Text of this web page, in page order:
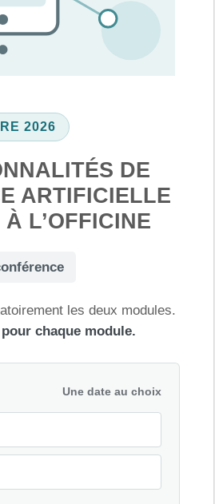
2026
DE
ARTIFICIELLE
L’OFFICINE
les deux modules.
chaque module.
Une date au choix